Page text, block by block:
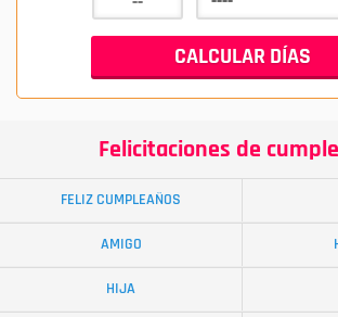
Felicitaciones de
FELIZ CUMPLEAÑOS
AMIGO
HIJA